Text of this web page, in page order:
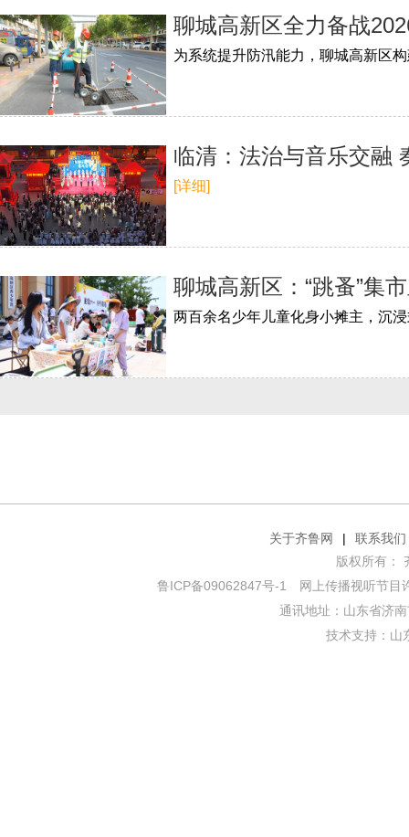
聊城高新区全力备战
临清：法治与音乐交融
[详细]
聊城高新区：“跳蚤”集
两百余名少年儿童化身小摊主，沉
关于齐鲁网 |
联系我们
版权所有：
鲁ICP备09062847号-1 网上传播视听节目
通讯地址：山东省济
技术支持： 山